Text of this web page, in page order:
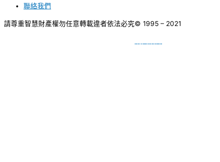
聯絡我們
請尊重智慧財產權勿任意轉載違者依法必究© 1995 – 2021